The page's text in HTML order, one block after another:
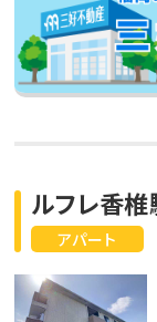
アパート
ルフレ香